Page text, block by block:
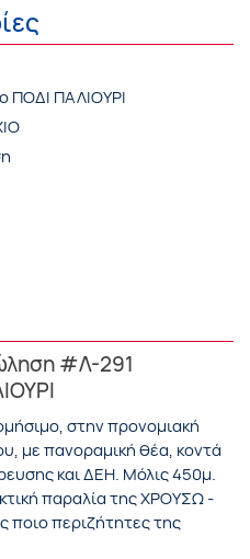
ΠΟΔΙ ΠΑΛΙΟΥΡΙ
#Λ-291
στην προνομιακή
με πανοραμική θέα, κοντά
και ΔΕΗ. Μόλις 450μ.
παραλία της ΧΡΟΥΣΩ -
ποιο περιζήτητες της